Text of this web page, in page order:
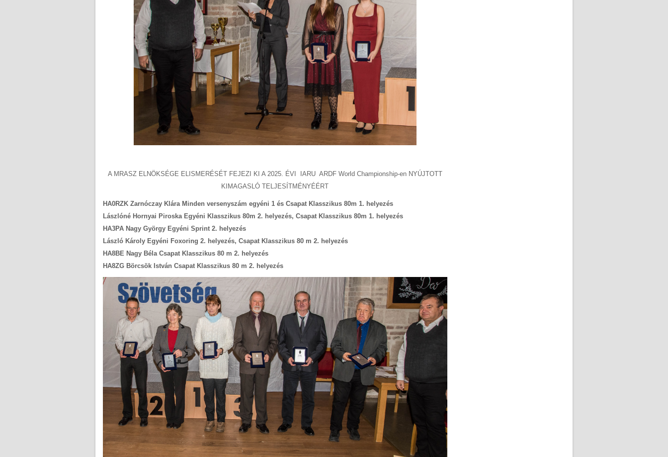
A MRASZ ELNÖKSÉGE ELISMERÉSÉT FEJEZI KI A 2025. ÉVI IARU ARDF World Championship-en NYÚJTOTT
KIMAGASLÓ TELJESÍTMÉNYÉÉRT
HA0RZK Zarnóczay Klára Minden versenyszám egyéni 1 és Csapat Klasszikus 80m 1. helyezés
Lászlóné Hornyai Piroska Egyéni Klasszikus 80m 2. helyezés, Csapat Klasszikus 80m 1. helyezés
HA3PA Nagy György Egyéni Sprint 2. helyezés
László Károly Egyéni Foxoring 2. helyezés, Csapat Klasszikus 80 m 2. helyezés
HA8BE Nagy Béla Csapat Klasszikus 80 m 2. helyezés
HA8ZG Börcsök István Csapat Klasszikus 80 m 2. helyezés